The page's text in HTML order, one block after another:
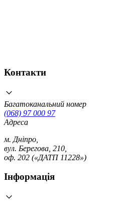
Контакти
Багатоканальний номер
(068) 97 000 97
Адреса
м. Дніпро,
вул. Берегова, 210,
оф. 202 («ДАТП 11228»)
Інформація